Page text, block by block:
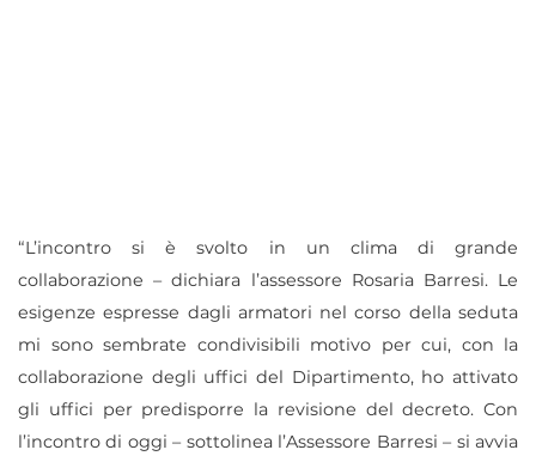
“L’incontro si è svolto in un clima di grande
collaborazione – dichiara l’assessore Rosaria Barresi. Le
esigenze espresse dagli armatori nel corso della seduta
mi sono sembrate condivisibili motivo per cui, con la
collaborazione degli uffici del Dipartimento, ho attivato
gli uffici per predisporre la revisione del decreto. Con
l’incontro di oggi – sottolinea l’Assessore Barresi – si avvia